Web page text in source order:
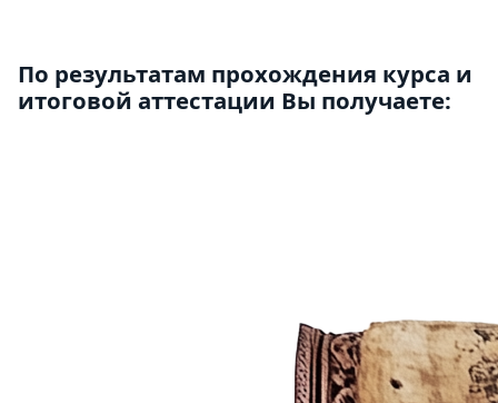
По результатам прохождения курса и
итоговой аттестации Вы получаете: